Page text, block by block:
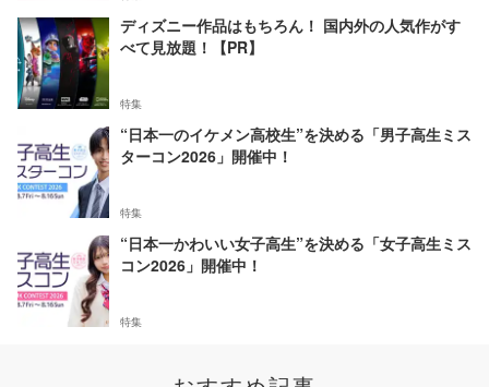
ディズニー作品はもちろん！ 国内外の人気作がす
べて見放題！【PR】
特集
“日本一のイケメン高校生”を決める「男子高生ミス
ターコン2026」開催中！
特集
“日本一かわいい女子高生”を決める「女子高生ミス
コン2026」開催中！
特集